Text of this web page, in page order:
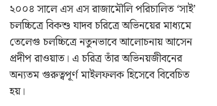
২০০৪ সালে এস এস রাজামৌলি পরিচালিত ‘সাই’
চলচ্চিত্রে বিকশু যাদব চরিত্রে অভিনয়ের মাধ্যমে
তেলেগু চলচ্চিত্রে নতুনভাবে আলোচনায় আসেন
প্রদীপ রাওয়াত। এ চরিত্র তাঁর অভিনয়জীবনের
অন্যতম গুরুত্বপূর্ণ মাইলফলক হিসেবে বিবেচিত
হয়।